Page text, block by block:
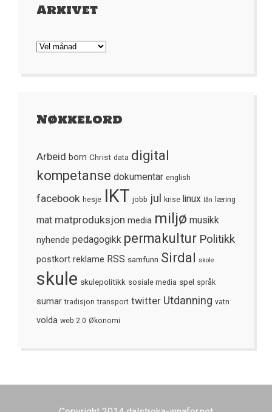
Arkivet
Arkivet
Nøkkelord
Arbeid born Christ data digital
kompetanse dokumentar english
facebook hesje IKT jobb jul krise linux lån læring
mat matproduksjon media miljø musikk
nyhende pedagogikk permakultur Politikk
postkort reklame RSS samfunn Sirdal skole
skule skulepolitikk sosiale media spel språk
sumar tradisjon transport twitter Utdanning vatn
volda web 2.0 Økonomi